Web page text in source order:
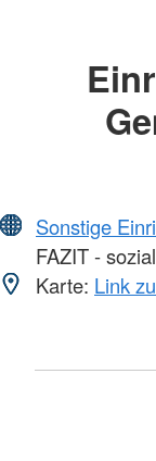
Sonstige
FAZIT -
Karte: Link